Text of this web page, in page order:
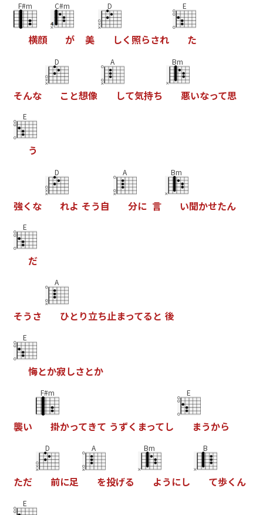
F#m
横顔
C#m
が 美
D
しく 照らされ
E
た
そんな
D
こ と想像
A
して気持ち
Bm
悪いなって思
E
う
強く な
D
れよ そう 自
A
分に 言
Bm
い聞かせたん
E
だ
そう さ
A
ひと り立ち止まってる と 後
E
悔とか寂しさとか
襲い
F#m
掛かってきて うずく まってし
E
まうから
ただ
D
前に足
A
を投げる
Bm
よう にし
B
て歩く ん
E